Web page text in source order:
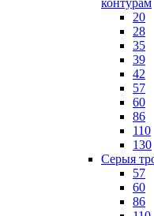
20
28
35
39
42
57
60
86
110
130
Серыя
57
60
86